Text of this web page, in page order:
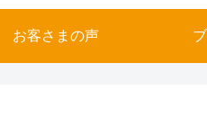
お客さまの声